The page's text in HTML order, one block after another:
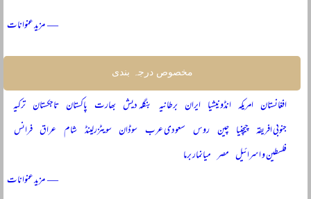
— مزید عنوانات
مخصوص درجہ بندی
افغانستان امریکہ انڈونیشیا ایران برطانیہ بنگلہ دیش بھارت پاکستان تاجکستان ترکیہ
جنوبی افریقہ چیچنیا چین روس سعودی عرب سوڈان سویٹزرلینڈ شام عراق فرانس
فلسطین و اسرائیل مصر میانمار برما
— مزید عنوانات